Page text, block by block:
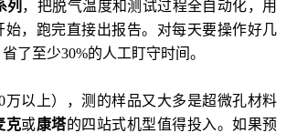
列 ，把脱气温度和测试过程全自动化，用
始，跑完直接出报告。对每天要操作好几
了至少30%的人工盯守时间。
万以上），测的样品又大多是超微孔材料
克或康塔的四站式机型值得投入。如果预